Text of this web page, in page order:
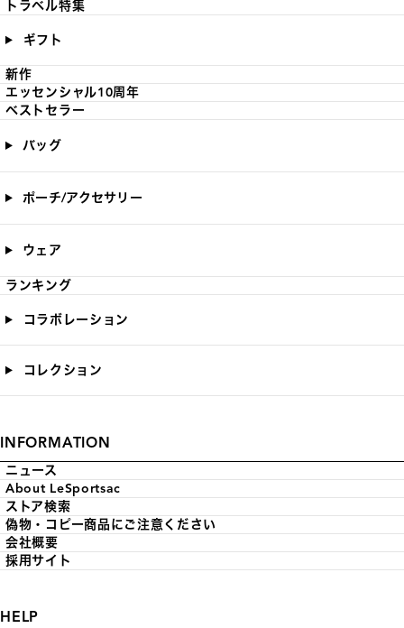
トラベル特集
ギフト
新作
エッセンシャル10周年
ベストセラー
バッグ
ポーチ/アクセサリー
ウェア
ランキング
コラボレーション
コレクション
INFORMATION
ニュース
About LeSportsac
ストア検索
偽物・コピー商品にご注意ください
会社概要
採用サイト
HELP